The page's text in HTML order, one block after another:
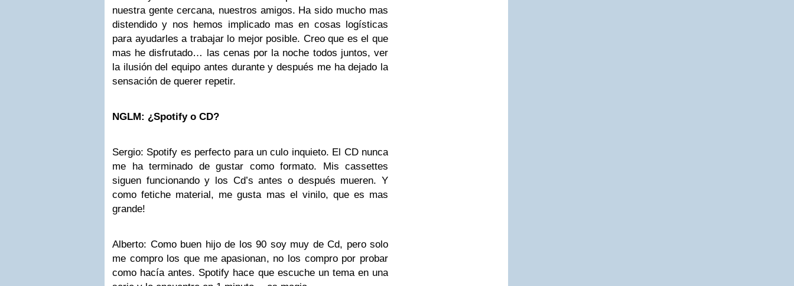
nuestra gente cercana, nuestros amigos. Ha sido mucho mas
distendido y nos hemos implicado mas en cosas logísticas
para ayudarles a trabajar lo mejor posible. Creo que es el que
mas he disfrutado… las cenas por la noche todos juntos, ver
la ilusión del equipo antes durante y después me ha dejado la
sensación de querer repetir.
NGLM: ¿Spotify o CD?
Sergio: Spotify es perfecto para un culo inquieto. El CD nunca
me ha terminado de gustar como formato. Mis cassettes
siguen funcionando y los Cd’s antes o después mueren. Y
como fetiche material, me gusta mas el vinilo, que es mas
grande!
Alberto: Como buen hijo de los 90 soy muy de Cd, pero solo
me compro los que me apasionan, no los compro por probar
como hacía antes. Spotify hace que escuche un tema en una